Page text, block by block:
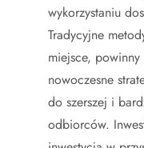
wykorzystaniu
Tradycyjne
miejsce,
nowoczesne
do szerszej i
odbiorców.